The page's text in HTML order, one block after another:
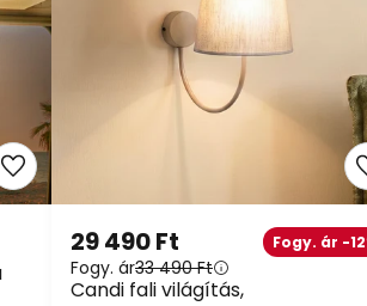
Candi fali világítás,
29 490 Ft Fogy. ár -12%
Fogy. ár33 490 Ft